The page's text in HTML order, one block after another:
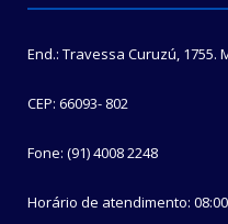
End.: Travessa Curuzú, 1755.
CEP: 66093- 802
Fone: (91) 4008 2248
Horário de atendimento: